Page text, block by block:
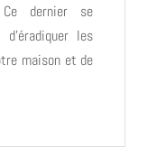
Ce dernier se
les
maison et de